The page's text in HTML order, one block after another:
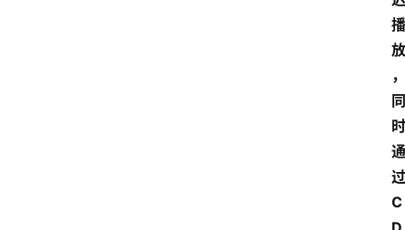
播
放
，
同
时
通
过
C